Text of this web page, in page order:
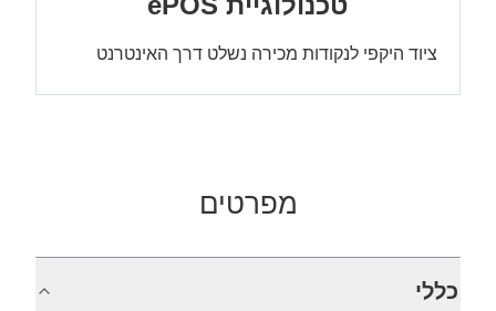
ציוד היקפי לנקודות מכירה נשלט דרך האינטרנט
מפרטים
כללי